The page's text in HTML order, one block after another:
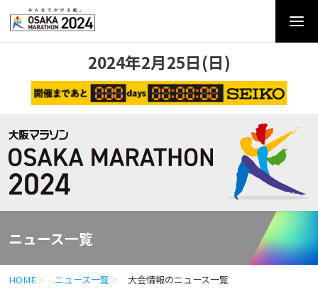
2024年2月25日(日)
ニュース一覧
HOME ニュース一覧 大会情報のニュース一覧